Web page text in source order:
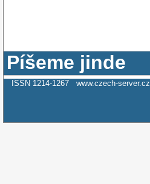
Píšeme jinde
ISSN 1214-1267 www.czech-server.cz